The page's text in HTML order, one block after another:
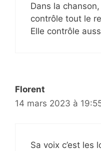
Dans la
contrôle tout le
Elle contrôle
Florent
14 mars 2023 à
Sa voix c’est les